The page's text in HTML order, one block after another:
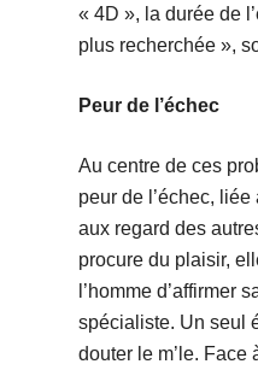
« 4D », la durée de
plus recherchée »,
Peur de l’échec
Au centre de ces
peur de l’échec,
aux regard des
procure du plaisir,
l’homme d’affirmer
spécialiste. Un seul
douter le m’le. Face